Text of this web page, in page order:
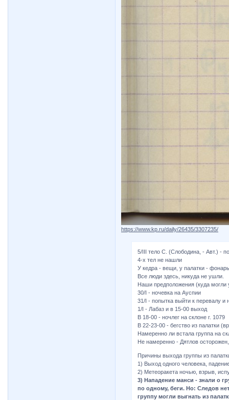
https://www.kp.ru/daily/26435/3307235/
5/III тело С. (Слободина, - Авт.) -
4-х тел не нашли
У кедра - вещи, у палатки -
Все люди здесь, никуда не ушли.
Наши предположения (куда могли
30/I - ночевка на Ауспии
31/I - попытка выйти к перевалу и
1/I - Лабаз и в 15-00 выход
В 18-00 - ночлег на склоне г. 1079
В 22-23-00 - бегство из палатки
Намеренно ли встала группа на
Не намеренно - Дятлов
Причины выхода группы из
1) Выход одного человека,
2) Метеоракета ночью, взрыв,
3) Нападение манси - знали о
по одному, беги. Но: Следов
группу могли выгнать из